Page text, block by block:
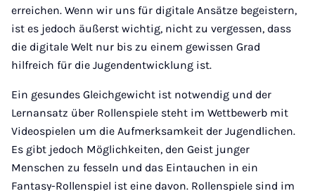
erreichen. Wenn wir uns für digitale Ansätze begeistern,
ist es jedoch äußerst wichtig, nicht zu vergessen, dass
die digitale Welt nur bis zu einem gewissen Grad
hilfreich für die Jugendentwicklung ist.
Ein gesundes Gleichgewicht ist notwendig und der
Lernansatz über Rollenspiele steht im Wettbewerb mit
Videospielen um die Aufmerksamkeit der Jugendlichen.
Es gibt jedoch Möglichkeiten, den Geist junger
Menschen zu fesseln und das Eintauchen in ein
Fantasy-Rollenspiel ist eine davon. Rollenspiele sind im